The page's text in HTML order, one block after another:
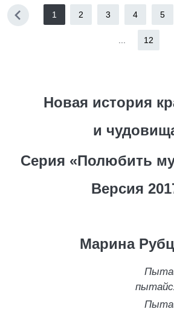
1 2 3 4 5
12
Новая история
и
Серия «Полюбить
Версия
Марина